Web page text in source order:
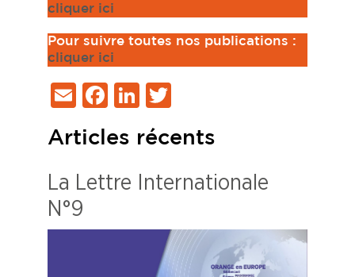
cliquer ici
Pour suivre toutes nos publications :
cliquer ici
EmailFacebook
LinkedIn
Articles récents
La Lettre Internationale
N°9